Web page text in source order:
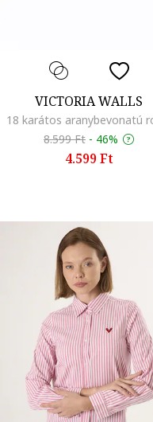
VICTORIA WALLS
8.599 Ft - 46%
4.599 Ft